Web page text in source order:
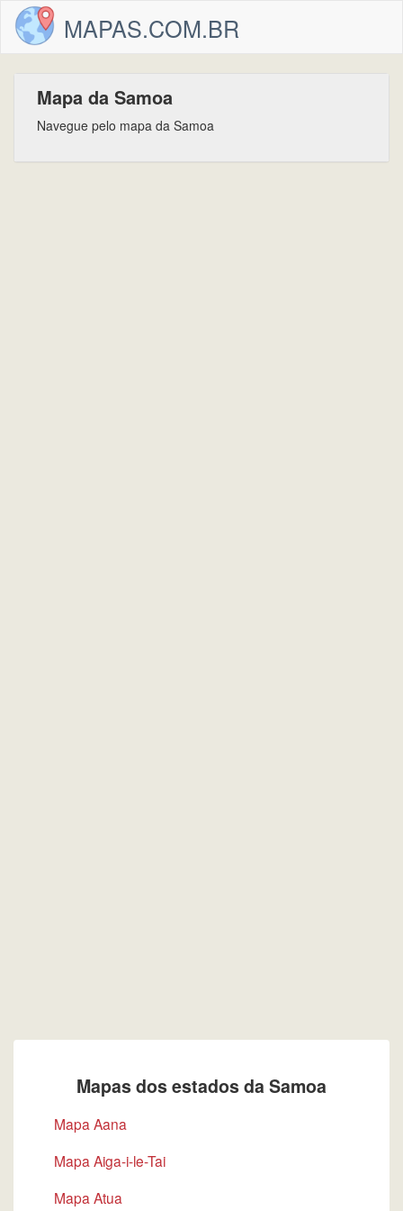
MAPAS.COM.BR
Mapa da Samoa
Navegue pelo mapa da Samoa
Mapas dos estados da Samoa
Mapa Aana
Mapa Aiga-i-le-Tai
Mapa Atua